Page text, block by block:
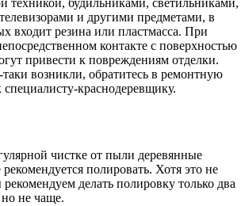
и другими предметами, в
входит резина или пластмасса. При
контакте с поверхностью
привести к повреждениям отделки.
возникли, обратитесь в ремонтную
краснодеревщику.
чистке от пыли деревянные
полировать. Хотя это не
делать полировку только два
но не чаще.